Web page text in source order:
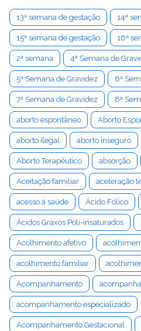
13ª semana de gestação 14ª
15ª semana de gestação 16ª
2ª semana 4ª Semana de
5ª Semana de Gravidez 6ª
7ª Semana de Gravidez 8ª
aborto espontâneo Aborto
aborto ilegal aborto inseguro
Aborto Terapêutico absorção
Aceitação familiar aceleração
acesso à saúde Ácido Fólico
Ácidos Graxos Poli-insaturados
Acolhimento afetivo
acolhimento familiar
Acompanhamento
acompanhamento especializado
Acompanhamento Gestacional